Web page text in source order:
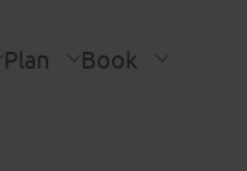
Plan Book